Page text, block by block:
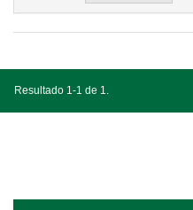
Resultado 1-1 de 1.